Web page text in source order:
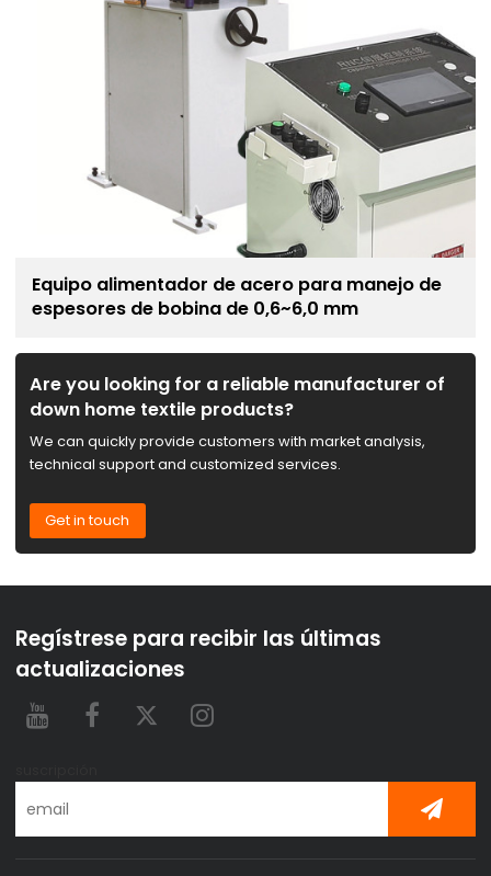
Equipo alimentador de acero para manejo de
espesores de bobina de 0,6~6,0 mm
Are you looking for a reliable manufacturer of
down home textile products?
We can quickly provide customers with market analysis,
technical support and customized services.
Get in touch
Regístrese para recibir las últimas
actualizaciones